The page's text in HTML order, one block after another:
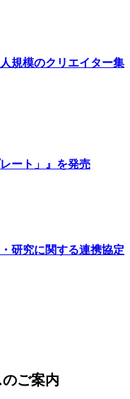
規模のクリエイター集
ート」』を発売
研究に関する連携協定
ご案内